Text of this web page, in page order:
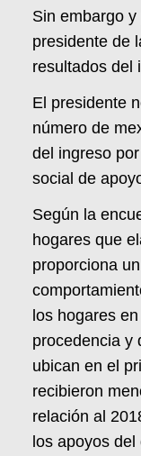
Sin embargo
presidente de
resultados del
El presidente
número de
del ingreso
social de
Según la
hogares que
proporciona
los hogares
procedencia y
ubican en el
recibieron
relación al
los apoyos